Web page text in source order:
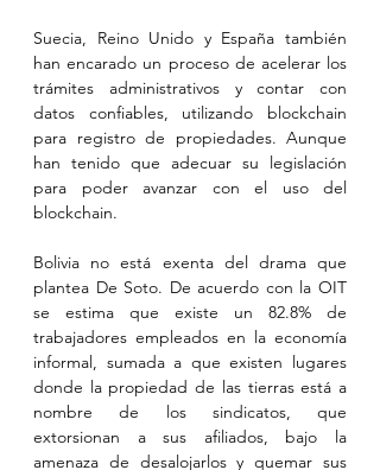
Suecia, Reino Unido y España también
han encarado un proceso de acelerar los
trámites administrativos y contar con
datos confiables, utilizando blockchain
para registro de propiedades. Aunque
han tenido que adecuar su legislación
para poder avanzar con el uso del
blockchain.
Bolivia no está exenta del drama que
plantea De Soto. De acuerdo con la OIT
se estima que existe un 82.8% de
trabajadores empleados en la economía
informal, sumada a que existen lugares
donde la propiedad de las tierras está a
nombre de los sindicatos, que
extorsionan a sus afiliados, bajo la
amenaza de desalojarlos y quemar sus